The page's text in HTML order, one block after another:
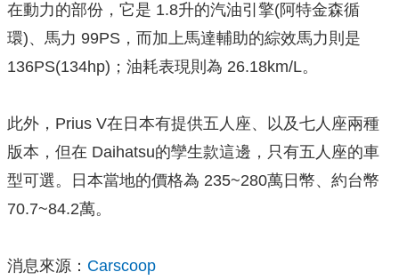
在動力的部份，它是 1.8升的汽油引擎(阿特金森循
環)、馬力 99PS，而加上馬達輔助的綜效馬力則是
136PS(134hp)；油耗表現則為 26.18km/L。
此外，Prius V在日本有提供五人座、以及七人座兩種
版本，但在 Daihatsu的孿生款這邊，只有五人座的車
型可選。日本當地的價格為 235~280萬日幣、約台幣
70.7~84.2萬。
消息來源： Carscoop